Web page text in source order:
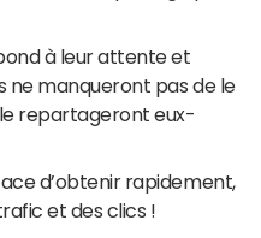
à leur attente et
ne manqueront pas de le
repartageront eux-
d’obtenir rapidement,
et des clics !